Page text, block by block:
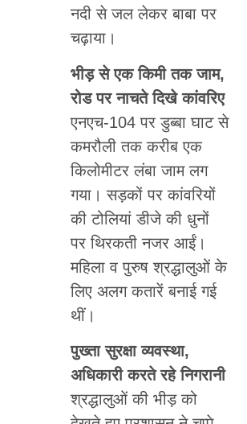
नदी से जल लेकर बाबा पर
चढ़ाया।
भीड़ से एक किमी तक जाम,
रोड पर नाचते दिखे कांवरिए
एनएच-104 पर डुब्बा घाट से
कमरौली तक करीब एक
किलोमीटर लंबा जाम लग
गया। सड़कों पर कांवरियों
की टोलियां डीजे की धुनों
पर थिरकती नजर आईं।
महिला व पुरुष श्रद्धालुओं के
लिए अलग कतारें बनाई गई
थीं।
पुख्ता सुरक्षा व्यवस्था,
अधिकारी करते रहे निगरानी
श्रद्धालुओं की भीड़ को